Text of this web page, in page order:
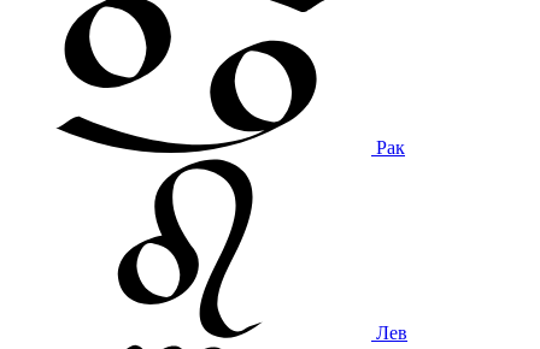
Рак
Лев